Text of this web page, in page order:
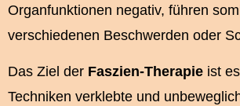
Organfunktionen negativ, führen
verschiedenen Beschwerden oder
Das Ziel der Faszien-Therapie ist
Techniken verklebte und